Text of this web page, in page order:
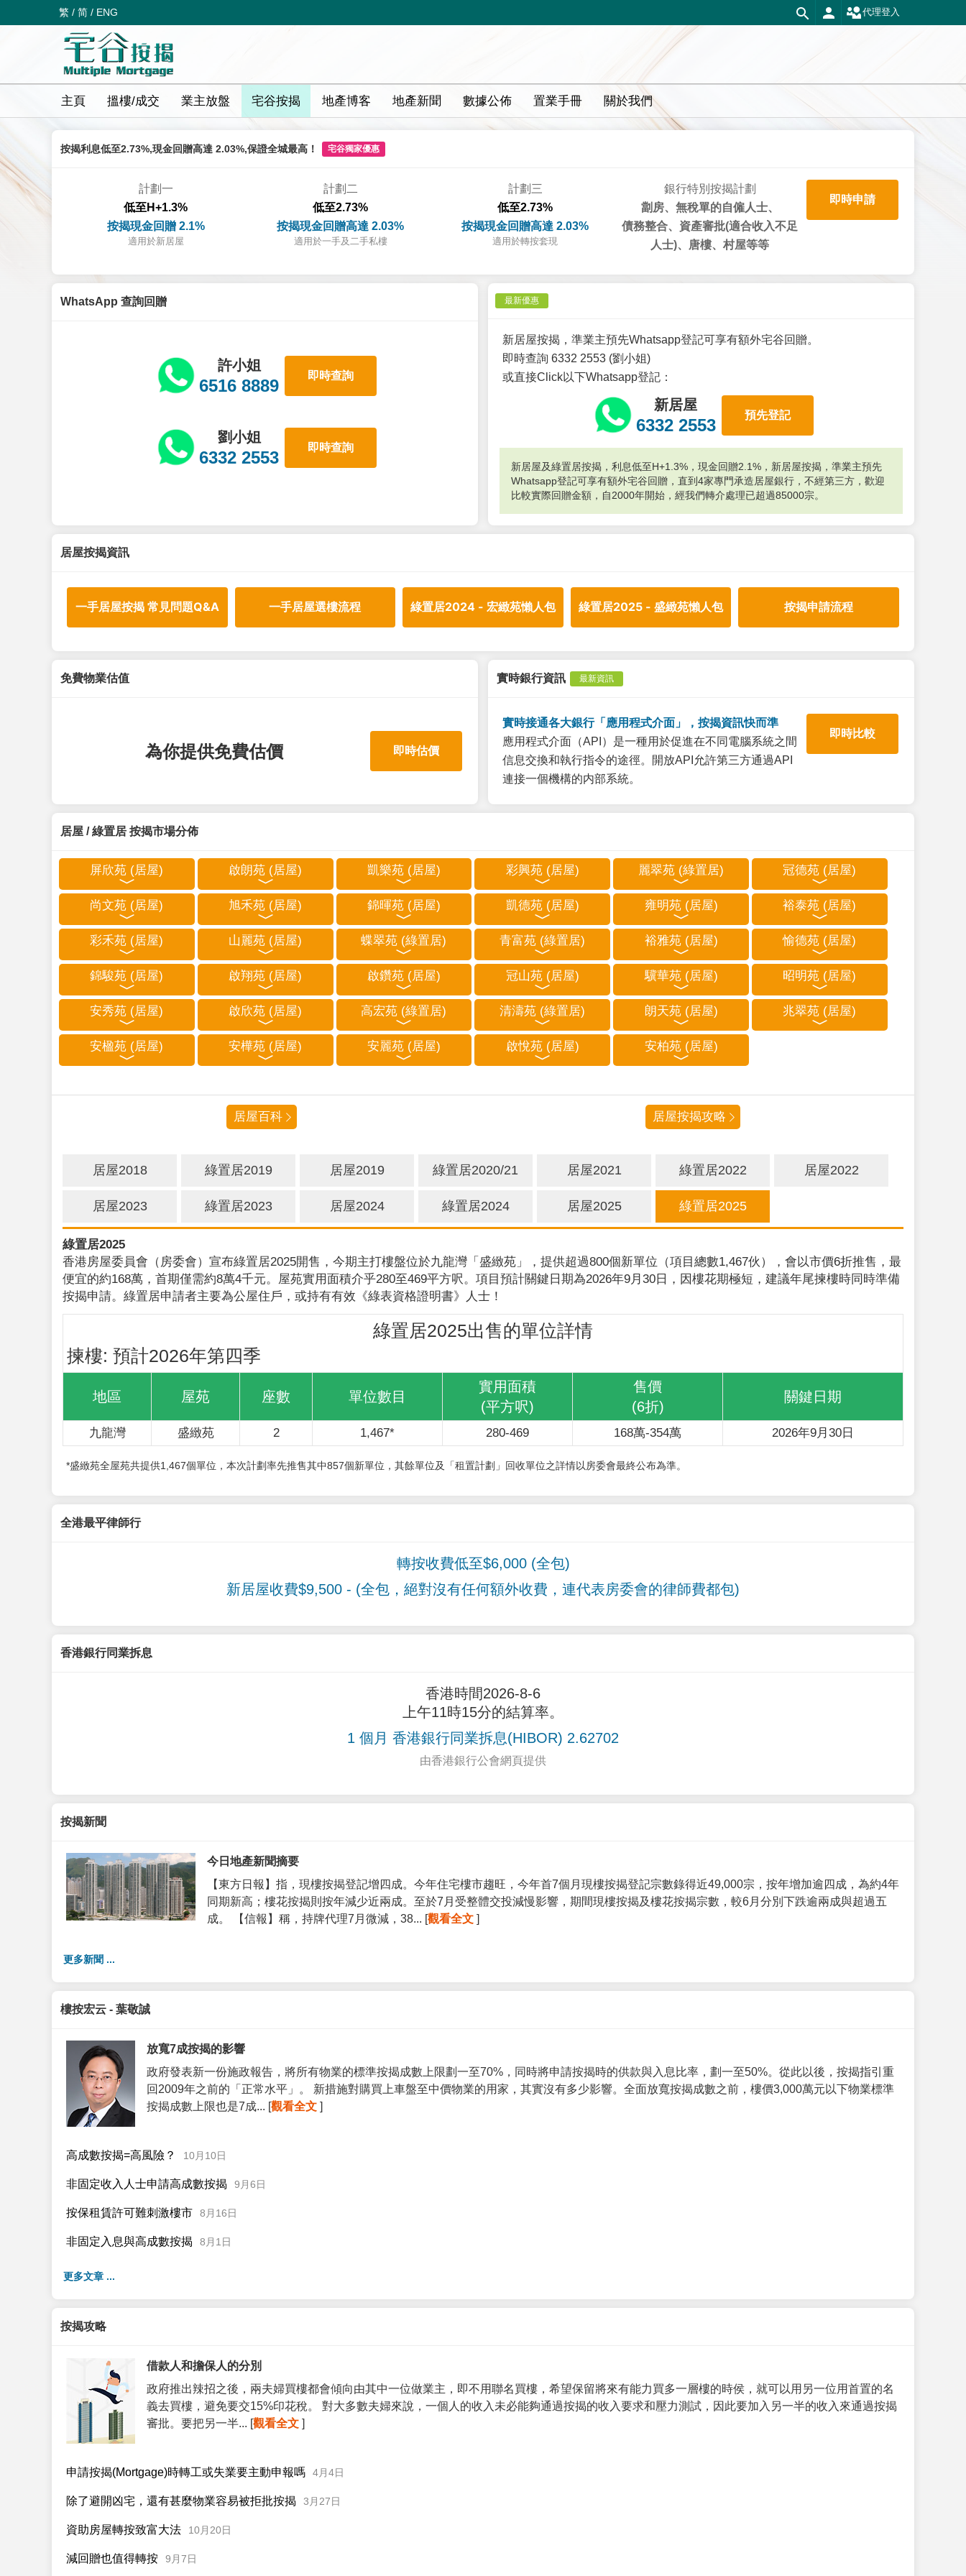
繁 / 简 / ENG 代理登入
主頁 搵樓/成交 業主放盤 宅谷按揭 地產博客 地產新聞 數據公佈 置業手冊 關於我們
按揭利息低至2.73%,現金回贈高達 2.03%,保證全城最高！ 宅谷獨家優惠
計劃一
低至H+1.3%
按揭現金回贈 2.1%
適用於新居屋
計劃二
低至2.73%
按揭現金回贈高達 2.03%
適用於一手及二手私樓
計劃三
低至2.73%
按揭現金回贈高達 2.03%
適用於轉按套現
銀行特別按揭計劃
劏房、無稅單的自僱人士、
債務整合、資產審批(適合收入不足
人士)、唐樓、村屋等等
即時申請
WhatsApp 查詢回贈
許小姐
6516 8889
即時查詢
劉小姐
6332 2553
即時查詢
最新優惠
新居屋按揭，準業主預先Whatsapp登記可享有額外宅谷回贈。
即時查詢 6332 2553 (劉小姐)
或直接Click以下Whatsapp登記：
新居屋
6332 2553
預先登記
新居屋及綠置居按揭，利息低至H+1.3%，現金回贈2.1%，新居屋按揭，準業主預先
Whatsapp登記可享有額外宅谷回贈，直到4家專門承造居屋銀行，不經第三方，歡迎
比較實際回贈金額，自2000年開始，經我們轉介處理已超過85000宗。
居屋按揭資訊
一手居屋按揭 常見問題Q&A 一手居屋選樓流程 綠置居2024 - 宏緻苑懶人包 綠置居2025 - 盛緻苑懶人包 按揭申請流程
免費物業估值
為你提供免費估價 即時估價
實時銀行資訊 最新資訊
實時接通各大銀行「應用程式介面」，按揭資訊快而準
應用程式介面（API）是一種用於促進在不同電腦系統之間
信息交換和執行指令的途徑。開放API允許第三方通過API
連接一個機構的内部系統。
即時比較
居屋 / 綠置居 按揭市場分佈
屏欣苑 (居屋) 啟朗苑 (居屋) 凱樂苑 (居屋) 彩興苑 (居屋) 麗翠苑 (綠置居) 冠德苑 (居屋)
尚文苑 (居屋) 旭禾苑 (居屋) 錦暉苑 (居屋) 凱德苑 (居屋) 雍明苑 (居屋) 裕泰苑 (居屋)
彩禾苑 (居屋) 山麗苑 (居屋) 蝶翠苑 (綠置居) 青富苑 (綠置居) 裕雅苑 (居屋) 愉德苑 (居屋)
錦駿苑 (居屋) 啟翔苑 (居屋) 啟鑽苑 (居屋) 冠山苑 (居屋) 驥華苑 (居屋) 昭明苑 (居屋)
安秀苑 (居屋) 啟欣苑 (居屋) 高宏苑 (綠置居) 清濤苑 (綠置居) 朗天苑 (居屋) 兆翠苑 (居屋)
安楹苑 (居屋) 安樺苑 (居屋) 安麗苑 (居屋) 啟悅苑 (居屋) 安柏苑 (居屋)
居屋百科 居屋按揭攻略
居屋2018 綠置居2019 居屋2019 綠置居2020/21 居屋2021 綠置居2022 居屋2022
居屋2023 綠置居2023 居屋2024 綠置居2024 居屋2025 綠置居2025
綠置居2025
香港房屋委員會（房委會）宣布綠置居2025開售，今期主打樓盤位於九龍灣「盛緻苑」，提供超過800個新單位（項目總數1,467伙），會以市價6折推售，最
便宜的約168萬，首期僅需約8萬4千元。屋苑實用面積介乎280至469平方呎。項目預計關鍵日期為2026年9月30日，因樓花期極短，建議年尾揀樓時同時準備
按揭申請。綠置居申請者主要為公屋住戶，或持有有效《綠表資格證明書》人士！
綠置居2025出售的單位詳情
揀樓: 預計2026年第四季
地區 屋苑 座數 單位數目
實用面積
(平方呎)
售價
(6折)
關鍵日期
九龍灣 盛緻苑 2 1,467* 280-469 168萬-354萬 2026年9月30日
*盛緻苑全屋苑共提供1,467個單位，本次計劃率先推售其中857個新單位，其餘單位及「租置計劃」回收單位之詳情以房委會最終公布為準。
全港最平律師行
轉按收費低至$6,000 (全包)
新居屋收費$9,500 - (全包，絕對沒有任何額外收費，連代表房委會的律師費都包)
香港銀行同業拆息
香港時間2026-8-6
上午11時15分的結算率。
1 個月 香港銀行同業拆息(HIBOR) 2.62702
由香港銀行公會網頁提供
按揭新聞
今日地產新聞摘要
【東方日報】指，現樓按揭登記增四成。今年住宅樓市趨旺，今年首7個月現樓按揭登記宗數錄得近49,000宗，按年增加逾四成，為約4年
同期新高；樓花按揭則按年減少近兩成。至於7月受整體交投減慢影響，期間現樓按揭及樓花按揭宗數，較6月分別下跌逾兩成與超過五
成。 【信報】稱，持牌代理7月微減，38... [觀看全文 ]
更多新聞 ...
樓按宏云 - 葉敬誠
放寬7成按揭的影響
政府發表新一份施政報告，將所有物業的標準按揭成數上限劃一至70%，同時將申請按揭時的供款與入息比率，劃一至50%。從此以後，按揭指引重
回2009年之前的「正常水平」。 新措施對購買上車盤至中價物業的用家，其實沒有多少影響。全面放寬按揭成數之前，樓價3,000萬元以下物業標準
按揭成數上限也是7成... [觀看全文 ]
高成數按揭=高風險？ 10月10日
非固定收入人士申請高成數按揭 9月6日
按保租賃許可難刺激樓市 8月16日
非固定入息與高成數按揭 8月1日
更多文章 ...
按揭攻略
借款人和擔保人的分別
政府推出辣招之後，兩夫婦買樓都會傾向由其中一位做業主，即不用聯名買樓，希望保留將來有能力買多一層樓的時侯，就可以用另一位用首置的名
義去買樓，避免要交15%印花稅。 對大多數夫婦來說，一個人的收入未必能夠通過按揭的收入要求和壓力測試，因此要加入另一半的收入來通過按揭
審批。要把另一半... [觀看全文 ]
申請按揭(Mortgage)時轉工或失業要主動申報嗎 4月4日
除了避開凶宅，還有甚麼物業容易被拒批按揭 3月27日
資助房屋轉按致富大法 10月20日
減回贈也值得轉按 9月7日